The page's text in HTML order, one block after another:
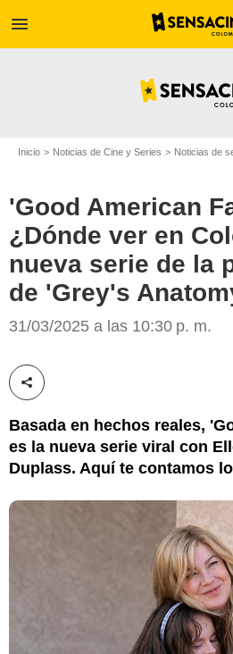
menu
Inicio Noticias de Cine y Series Noticias de
'Good American
¿Dónde ver en
nueva serie de la
de 'Grey's
31/03/2025 a las 10:30 p. m.
Compartir esta noticia
Basada en hechos reales,
es la nueva serie viral con
Duplass. Aquí te contamos
Disney Plus